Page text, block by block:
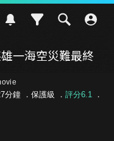
一海空災難最終
分鐘 ． 保護級 ． 評分6.1．